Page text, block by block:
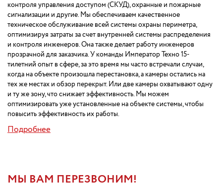
контроля управления доступом (СКУД), охранные и пожарные
сигнализации и другие. Мы обеспечиваем качественное
техническое обслуживание всей системы охраны периметра,
оптимизируя затраты за счет внутренней системы распределения
и контроля инженеров. Она также делает работу инженеров
прозрачной для заказчика. У команды Император Техно 15-
тилетний опыт в сфере, за это время мы часто встречали случаи,
когда на объекте произошла перестановка, а камеры остались на
тех же местах и обзор перекрыт. Или две камеры охватывают одну
и ту же зону, что снижает эффективность. Мы можем
оптимизировать уже установленные на объекте системы, чтобы
повысить эффективность их работы.
Подробнее
МЫ ВАМ ПЕРЕЗВОНИМ!